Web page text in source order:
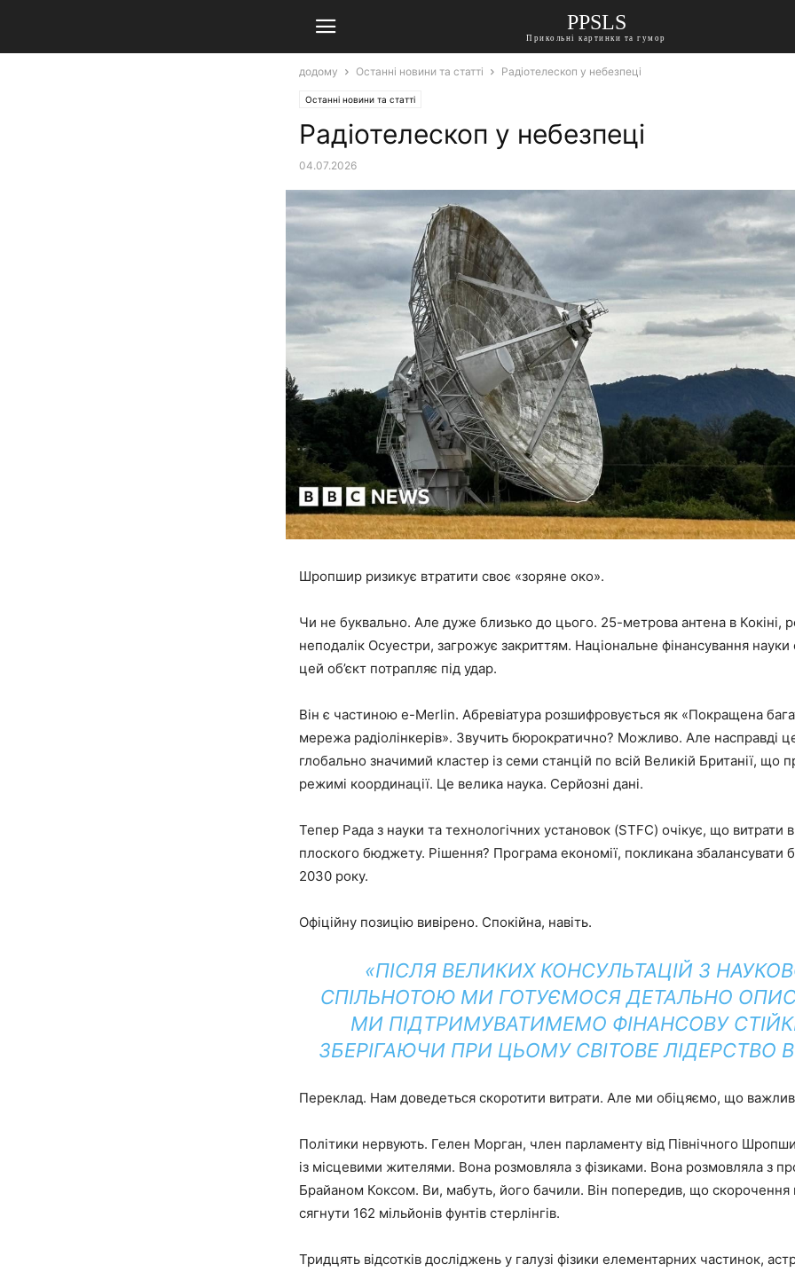
PPSLS
Прикольні картинки та гумор
додому Останні новини та статті Радіотелескоп у небезпеці
Останні новини та статті
Радіотелескоп у небезпеці
04.07.2026
Шропшир ризикує втратити своє «зоряне око».
Чи не буквально. Але дуже близько до цього. 25-метрова антена в Кокіні,
неподалік Осуестри, загрожує закриттям. Національне фінансування науки
цей об’єкт потрапляє під удар.
Він є частиною e-Merlin. Абревіатура розшифровується як «Покращена
мережа радіолінкерів». Звучить бюрократично? Можливо. Але насправді
глобально значимий кластер із семи станцій по всій Великій Британії, що
режимі координації. Це велика наука. Серйозні дані.
Тепер Рада з науки та технологічних установок (STFC) очікує, що витрати
плоского бюджету. Рішення? Програма економії, покликана збалансувати
2030 року.
Офіційну позицію вивірено. Спокійна, навіть.
«ПІСЛЯ ВЕЛИКИХ КОНСУЛЬТАЦІЙ З
СПІЛЬНОТОЮ МИ ГОТУЄМОСЯ ДЕТАЛЬНО
МИ ПІДТРИМУВАТИМЕМО ФІНАНСОВУ
ЗБЕРІГАЮЧИ ПРИ ЦЬОМУ СВІТОВЕ ЛІДЕРСТВО В
Переклад. Нам доведеться скоротити витрати. Але ми обіцяємо, що
Політики нервують. Гелен Морган, член парламенту від Північного
із місцевими жителями. Вона розмовляла з фізиками. Вона розмовляла з
Брайаном Коксом. Ви, мабуть, його бачили. Він попередив, що
сягнути 162 мільйонів фунтів стерлінгів.
Тридцять відсотків досліджень у галузі фізики елементарних частинок,